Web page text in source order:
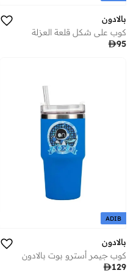
بالادون
كوب على شكل قلعة العزلة
95
ADIB
بالادون
كوب جيمر أسترو بوت بالادون
129